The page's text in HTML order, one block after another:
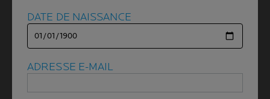
DATE DE NAISSANCE
ADRESSE E-MAIL
DATE DE NAISSANCE
ADRESSE E-MAIL